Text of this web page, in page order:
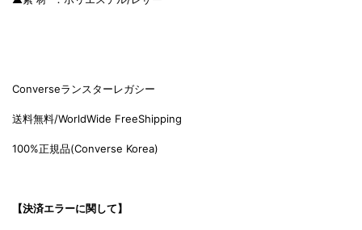
Converseランスターレガシー
送料無料/WorldWide FreeShipping
100%正規品(Converse Korea)
【決済エラーに関して】